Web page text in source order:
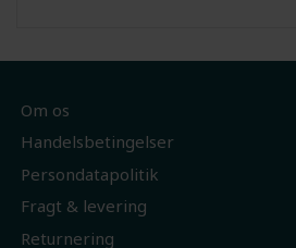
Om os
Handelsbetingelser
Persondatapolitik
Fragt & levering
Returnering